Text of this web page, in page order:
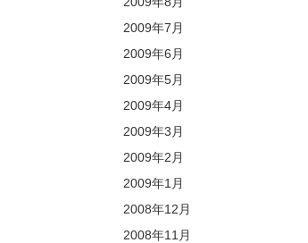
2009年7月
2009年6月
2009年5月
2009年4月
2009年3月
2009年2月
2009年1月
2008年12月
2008年11月